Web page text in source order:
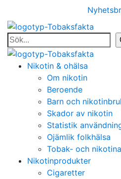
Nikotin & ohälsa
Om nikotin
Beroende
Barn och
Skador av nikotin
Statistik
Ojämlik folkhälsa
Tobak- och
Nikotinprodukter
Cigaretter